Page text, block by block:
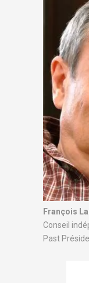
François
Conseil
Past